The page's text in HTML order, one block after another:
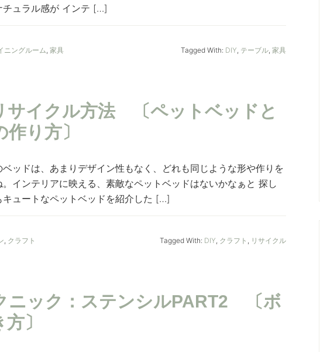
チュラル感が インテ […]
ニングルーム, 家具 Tagged With: DIY, テーブル, 家具
サイクル方法 〔ペットベッドと
り方〕
ッドは、あまりデザイン性もなく、どれも同じような形や作りを
インテリアに映える、素敵なペットベッドはないかなぁと 探し
キュートなペットベッドを紹介した […]
, クラフト Tagged With: DIY, クラフト , リサイクル
ニック：ステンシルPART2 〔ボ
〕